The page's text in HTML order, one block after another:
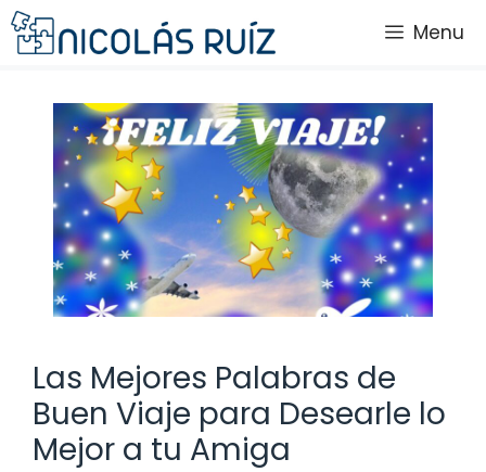
Saltar
al
Menu
Las Mejores Palabras de
Buen Viaje para Desearle lo
Mejor a tu Amiga